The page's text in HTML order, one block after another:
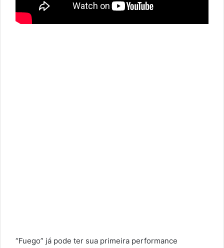
“Fuego” já pode ter sua primeira performance